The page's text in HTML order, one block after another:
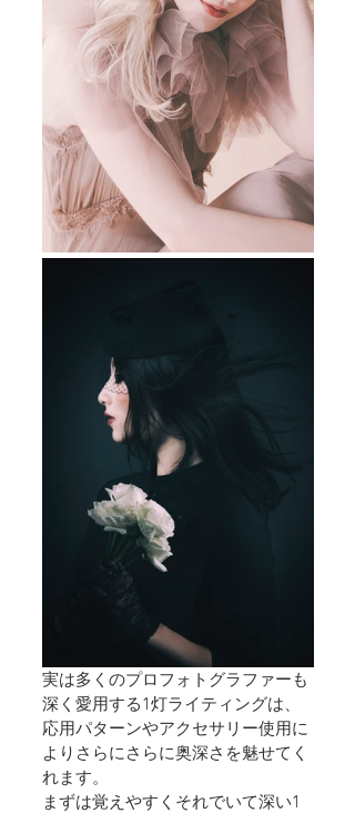
実は多くのプロフォトグラファーも
深く愛用する1灯ライティングは、
応用パターンやアクセサリー使用に
よりさらにさらに奥深さを魅せてく
れます。
まずは覚えやすくそれでいて深い1